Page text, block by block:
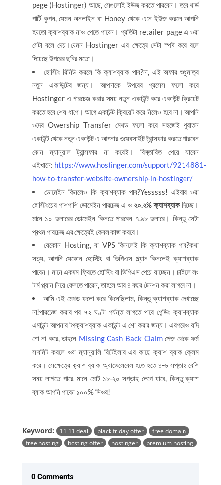
pege (Hostinger) আছে, সেগুলোই ইউজ করতে পারবেন। তবে থার্ড
পার্টি কুপন, যেমন অনলাইন বা Honey থেকে এনে ইউজ করলে আপনি
হয়তো ক্যাশব্যাক নাও পেতে পারেন। প্রতিটা retailer page এ ওরা
সেটা বলে দেয়।যেমন Hostinger এর ক্ষেত্রে সেটা স্পষ্ট করে বলে
দিয়েছে উপরের ছবির মতো।
হোস্টিং রিনিউ করলে কি ক্যাশব্যাক পাব?না, এই অফার শুধুমাত্র
নতুন একাউন্টের জন্য। আপনাকে উপরের প্রসেস ফলো করে
Hostinger এ পারচেজ করার সময় নতুন একাউন্ট করে একাউন্ট ক্রিয়েট
করতে হবে শেষ ধাপে। আগে একাউন্ট ক্রিয়েট করে নিলেও হবে না। আপনি
ওদের Owership Transfer মেথড ফলো করে সহজেই পুরাতন
একাউন্ট থেকে নতুন একাউন্ট এ আপনার ওয়েবসাইট ট্রান্সফার করতে পারবেন
কোন ম্যানুয়াল ট্রান্সফার না করেই। বিস্তারিত পেয়ে যাবেন
এইখানে: https://www.hostinger.com/support/9214881-
how-to-transfer-website-ownership-in-hostinger/
ডোমেইন কিনলেও কি ক্যাশব্যাক পাব?Yesssss! এইবার ওরা
হোস্টিংয়ের পাশপাশি ডোমেইন পারচেজ এ ও২০.২% ক্যাশব্যাকদিচ্ছে।
মানে ১০ ডলারের ডোমেইন কিনতে পারবেন ৭.৯৮ ডলারে। কিন্তু সেটা
প্রথম পারচেজ এর ক্ষেত্রেই কেবল কাজ করবে।
যেকোন Hosting, বা VPS কিনলেই কি ক্যাশব্যাক পাব?কথা
সত্য, আপনি যেকোন হোস্টিং বা ভিপিএস প্ল্যান কিনলেই ক্যাশব্যাক
পাবেন। মানে একদম ফ্রিতে হোস্টিং বা ভিপিএস পেয়ে যাচ্ছেন। চাইলে লং
টার্ম প্ল্যান নিয়ে ফেলতে পারেন, তাহলে আর ৪ বছর টেনশন করা লাগবে না।
আমি এই মেথড ফলো করে কিনেছিলাম, কিন্তু ক্যাশব্যাক দেখাচ্ছে
না!পারচেজ করার পর ৭২ ঘণ্টা পর্যন্ত লাগতে পারে পেন্ডিং ক্যাশব্যাক
এমাউন্ট আপনার টপক্যাশব্যাক একাউন্ট এ শো করার জন্য। এরপরেও যদি
শো না করে, তাহলে Missing Cash Back Claimপেজ থেকে ফর্ম
সাবমিট করলে ওরা ম্যানুয়ালি রিটেইলার এর কাছে ক্যাশ ব্যাক ক্লেম
করে। সেক্ষেত্রে ক্যাশ ব্যাক অ্যাভেলেবেল হতে হতে ৪-৬ সপ্তাহ বেশি
সময় লাগতে পারে, মানে মোট ১৮-২০ সপ্তাহ লেগে যাবে, কিন্তু ক্যাশ
ব্যাক আপনি পাবেন ১০০% সিওর!
Keyword: 11 11 deal black friday offer
free domain
free hosting
hosting offer hostinger premium hosting
0 Comments